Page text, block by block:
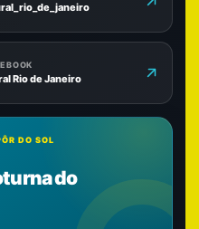
Rio de Janeiro
DO SOL
do